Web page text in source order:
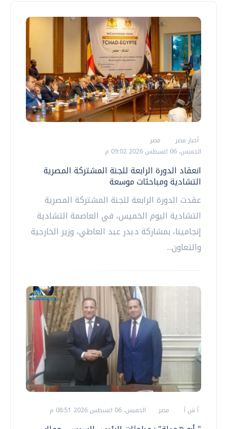
أخبار مصر
مصر
الخميس، 06 اغسطس 2026 09:02 م
انعقاد الدورة الرابعة للجنة المشتركة المصرية
التشادية ومباحثات موسعة
عقدت الدورة الرابعة للجنة المشتركة المصرية
التشادية اليوم الخميس، في العاصمة التشادية
إنجامينا، بمشاركة د.بدر عبد العاطي، وزير الخارجية
والتعاون...
أ ش أ مصر الخميس، 06 اغسطس 2026 08:51 م